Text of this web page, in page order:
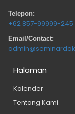
Telepon:
+62 857-99999-245
Email/Contact:
Halaman
Kalender
Tentang Kami